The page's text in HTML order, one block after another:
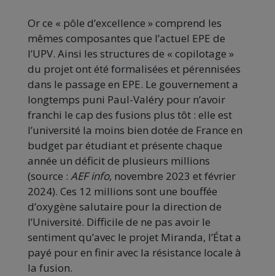
Or ce « pôle d’excellence » comprend les
mêmes composantes que l’actuel EPE de
l’UPV. Ainsi les structures de « copilotage »
du projet ont été formalisées et pérennisées
dans le passage en EPE. Le gouvernement a
longtemps puni Paul-Valéry pour n’avoir
franchi le cap des fusions plus tôt : elle est
l’université la moins bien dotée de France en
budget par étudiant et présente chaque
année un déficit de plusieurs millions
(source : AEF info, novembre 2023 et février
2024). Ces 12 millions sont une bouffée
d’oxygène salutaire pour la direction de
l’Université. Difficile de ne pas avoir le
sentiment qu’avec le projet Miranda, l’État a
payé pour en finir avec la résistance locale à
la fusion.